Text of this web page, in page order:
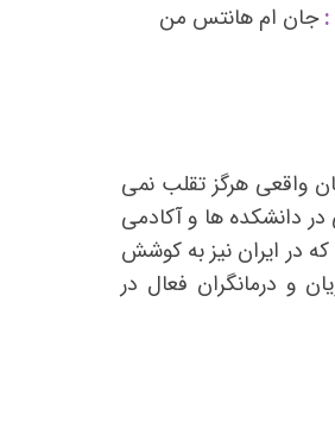
شریف
: جان ام هانتس من
واقعی هرگز تقلب نمی
دانشکده ها و آکادمی
در ایران نیز به کوشش
و درمانگران فعال در